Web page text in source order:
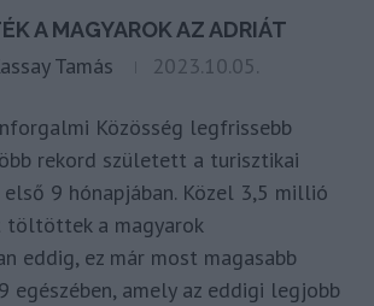
A MAGYAROK AZ ADRIÁT
Tamás 2023.10.05.
Közösség legfrissebb
rekord született a turisztikai
9 hónapjában. Közel 3,5 millió
töltöttek a magyarok
eddig, ez már most magasabb
egészében, amely az eddigi legjobb